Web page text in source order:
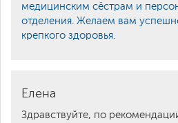
медицинским сёстрам и
отделения. Желаем вам
крепкого здоровья.
Елена
Здравствуйте, по